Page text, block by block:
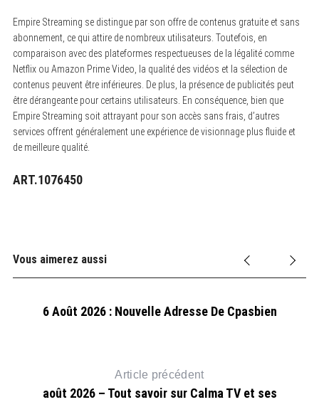
Empire Streaming se distingue par son offre de contenus gratuite et sans
abonnement, ce qui attire de nombreux utilisateurs. Toutefois, en
comparaison avec des plateformes respectueuses de la légalité comme
Netflix ou Amazon Prime Video, la qualité des vidéos et la sélection de
contenus peuvent être inférieures. De plus, la présence de publicités peut
être dérangeante pour certains utilisateurs. En conséquence, bien que
Empire Streaming soit attrayant pour son accès sans frais, d’autres
services offrent généralement une expérience de visionnage plus fluide et
de meilleure qualité.
ART.1076450
Vous aimerez aussi
6 Août 2026 : Nouvelle Adresse De Cpasbien
Article précédent
août 2026 – Tout savoir sur Calma TV et ses